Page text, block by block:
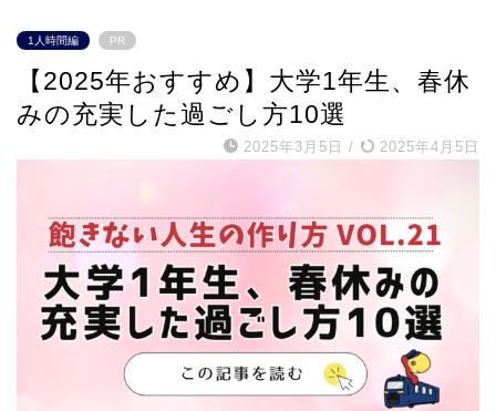
1人時間編 PR
【2025年おすすめ】大学1年生、春休
みの充実した過ごし方10選
2025年3月5日 / 2025年4月5日